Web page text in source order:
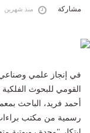
مشاركة منذ شهرين
في إنجاز علمي
القومي للبحوث
أحمد فريد، الباحث